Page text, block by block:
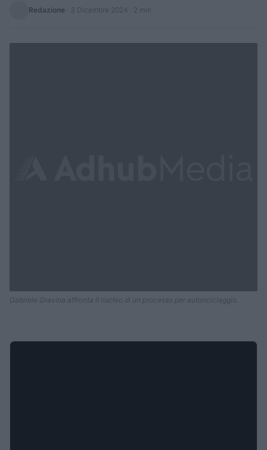
Redazione 3 Dicembre 2024 · 2 min
Gabriele Gravina affronta il rischio di un processo per autoriciclaggio.